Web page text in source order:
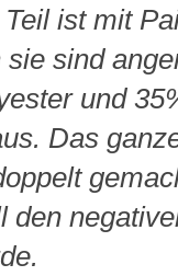
ist mit
sind
und
Das
den